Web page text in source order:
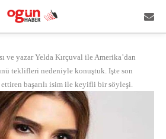
ve yazar Yelda Kırçuval ile Amerika’dan
teklifleri nedeniyle konuştuk. Işte son
ettiren başarılı isim ile keyifli bir söyleşi.